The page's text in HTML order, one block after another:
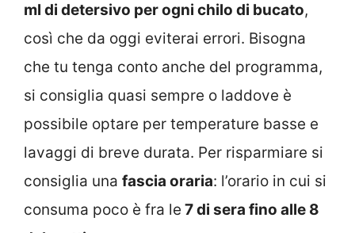
ml di detersivo per ogni chilo di bucato,
così che da oggi eviterai errori. Bisogna
che tu tenga conto anche del programma,
si consiglia quasi sempre o laddove è
possibile optare per temperature basse e
lavaggi di breve durata. Per risparmiare si
consiglia una fascia oraria: l’orario in cui si
consuma poco è fra le 7 di sera fino alle 8